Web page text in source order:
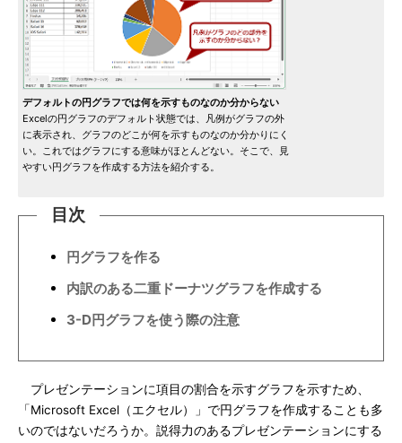
デフォルトの円グラフでは何を示すものなのか分からない
Excelの円グラフのデフォルト状態では、凡例がグラフの外
に表示され、グラフのどこが何を示すものなのか分かりにく
い。これではグラフにする意味がほとんどない。そこで、見
やすい円グラフを作成する方法を紹介する。
目次
円グラフを作る
内訳のある二重ドーナツグラフを作成する
3-D円グラフを使う際の注意
プレゼンテーションに項目の割合を示すグラフを示すため、
「Microsoft Excel（エクセル）」で円グラフを作成することも多
いのではないだろうか。説得力のあるプレゼンテーションにする